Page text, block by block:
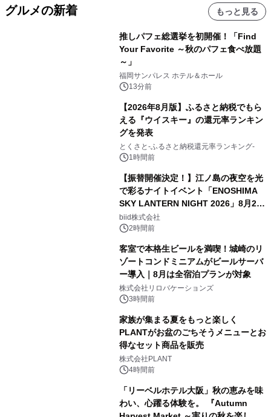
グルメの新着 もっと見る
推しパフェ総選挙を初開催！「Find
Your Favorite ～秋のパフェ食べ放題
～」
福岡サンパレス ホテル＆ホール
13分前
【2026年8月版】ふるさと納税でもら
える『ウイスキー』の還元率ランキン
グを発表
とくさと-ふるさと納税還元率ランキング-
1時間前
【振替開催決定！】江ノ島の夜空を光
で彩るナイトイベント「ENOSHIMA
SKY LANTERN NIGHT 2026」8月22
日(土)振替開催＆受付スタート！
biid株式会社
2時間前
客室で本格生ビールを満喫！城崎のリ
ゾートコンドミニアムがビールサーバ
ー導入｜8月は全宿泊プランが対象
株式会社リロバケーションズ
3時間前
家族が集まる夏をもっと楽しく
PLANTがお盆のごちそうメニューとお
得なセット商品を販売
株式会社PLANT
4時間前
「リーベルホテル大阪」秋の恵みを味
わい、心躍る体験を。 『Autumn